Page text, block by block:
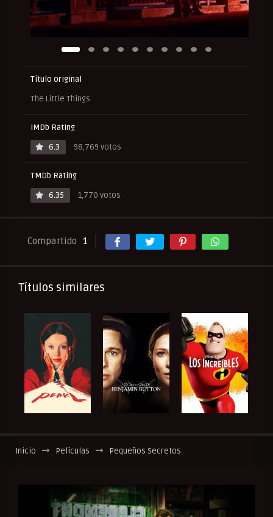
Título original
The Little Things
IMDb Rating
6.3
98,769 votos
TMDb Rating
6.35
1,770 votos
Compartido 1
Títulos similares
Inicio Películas Pequeños Secretos